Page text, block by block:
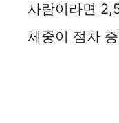
사람이라면
체중이 점차